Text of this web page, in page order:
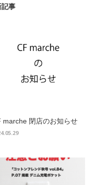
記事
marche 閉店のお知らせ